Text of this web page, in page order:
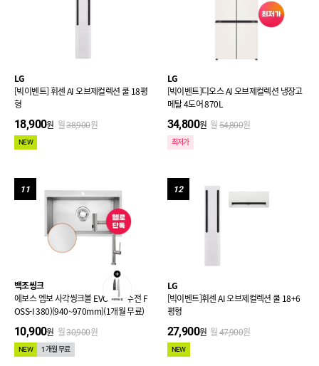
LG
[빅이벤트] 휘센 AI 오브제컬렉션 쿨 18평
형
18,900원 월38,900원
NEW
LG
[빅이벤트]디오스 AI 오브제컬렉션 냉장고
메탈 4도어 870L
34,800원 월54,800원
최저가
11
백조씽크
에보스 엠보 사각씽크볼 EVOSS (+수전 F
OSS-I 380)(940~970mm)(1개월 무료)
10,900원 월30,900원
NEW 1개월 무료
12
LG
[빅이벤트]휘센 AI 오브제컬렉션 쿨 18+6
평형
27,900원 월47,900원
NEW